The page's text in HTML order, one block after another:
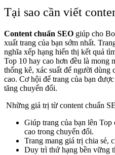
Tại sao cần viết
Content chuẩn SEO giúp cho
xuất trang của bạn sớm nhất.
nghĩa xếp hạng hiển thị kết quả
Top 10 hay cao hơn đều là mong
thống kê, xác suất để người
cao. Cơ hội để trang của bạn
tăng chuyển đổi.
Những giá trị từ content chuẩn
Giúp trang của bạn lên
cao trong chuyển đổi.
Trang mang giá trị chia sẻ,
Duy trì thứ hạng bền vững